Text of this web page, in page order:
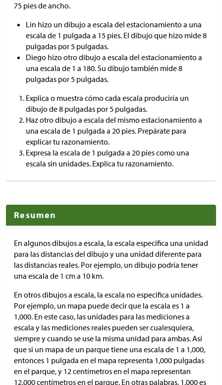
75 pies de ancho.
Lin hizo un dibujo a escala del estacionamiento a una
escala de 1 pulgada a 15 pies. El dibujo que hizo mide 8
pulgadas por 5 pulgadas.
Diego hizo otro dibujo a escala del estacionamiento a
una escala de 1 a 180. Su dibujo también mide 8
pulgadas por 5 pulgadas.
Explica o muestra cómo cada escala produciría un
dibujo de 8 pulgadas por 5 pulgadas.
Haz otro dibujo a escala del mismo estacionamiento a
una escala de 1 pulgada a 20 pies. Prepárate para
explicar tu razonamiento.
Expresa la escala de 1 pulgada a 20 pies como una
escala sin unidades. Explica tu razonamiento.
Resumen
En algunos dibujos a escala, la escala especifica una unidad
para las distancias del dibujo y una unidad diferente para
las distancias reales. Por ejemplo, un dibujo podría tener
una escala de 1 cm a 10 km.
En otros dibujos a escala, la escala no especifica unidades.
Por ejemplo, un mapa puede decir que la escala es 1 a
1,000. En este caso, las unidades para las mediciones a
escala y las mediciones reales pueden ser cualesquiera,
siempre y cuando se use la misma unidad para ambas. Así
que si un mapa de un parque tiene una escala de 1 a 1,000,
entonces 1 pulgada en el mapa representa 1,000 pulgadas
en el parque, y 12 centímetros en el mapa representan
12,000 centímetros en el parque. En otras palabras, 1,000 es